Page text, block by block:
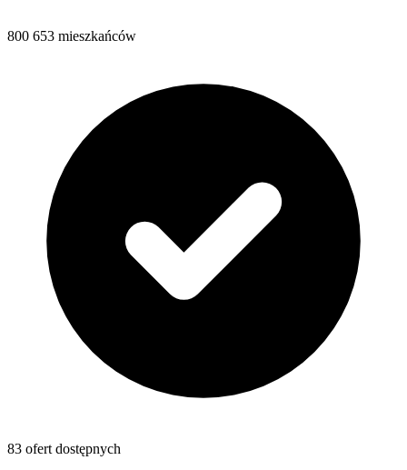
800 653 mieszkańców
83 ofert dostępnych